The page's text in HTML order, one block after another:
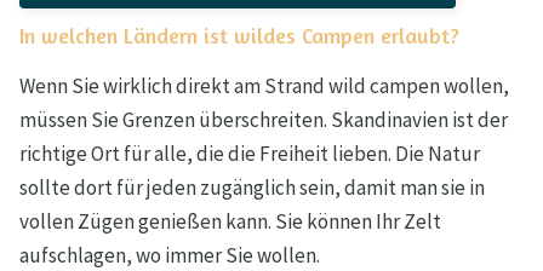
In welchen Ländern ist wildes Campen erlaubt?
Wenn Sie wirklich direkt am Strand wild campen wollen,
müssen Sie Grenzen überschreiten. Skandinavien ist der
richtige Ort für alle, die die Freiheit lieben. Die Natur
sollte dort für jeden zugänglich sein, damit man sie in
vollen Zügen genießen kann. Sie können Ihr Zelt
aufschlagen, wo immer Sie wollen.